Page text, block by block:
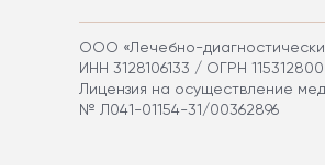
ООО «Лечебно-
ИНН 3128106133 / ОГРН
Лицензия на осуществление
№ Л041-01154-31/00362896